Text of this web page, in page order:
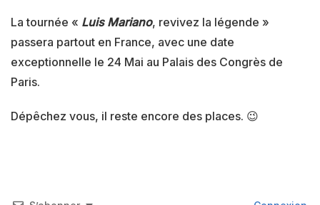
La tournée « Luis Mariano, revivez la légende »
passera partout en France, avec une date
exceptionnelle le 24 Mai au Palais des Congrès de
Paris.
Dépêchez vous, il reste encore des places. 😉